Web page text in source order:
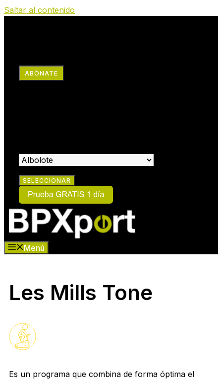
Saltar al contenido
ABÓNATE
Menú
Les Mills Tone
Es un programa que combina de forma óptima el